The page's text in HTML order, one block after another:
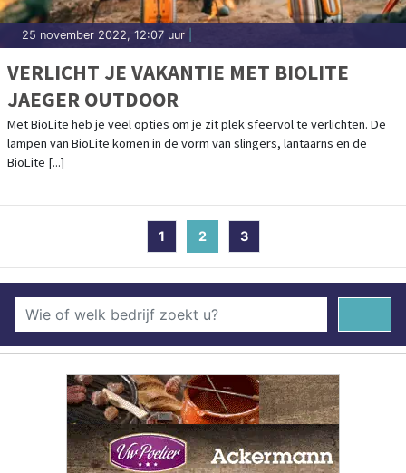
25 november 2022, 12:07 uur
VERLICHT JE VAKANTIE MET BIOLITE
JAEGER OUTDOOR
Met BioLite heb je veel opties om je zit plek sfeervol te verlichten. De
lampen van BioLite komen in de vorm van slingers, lantaarns en de
BioLite [...]
1 2(current)
3